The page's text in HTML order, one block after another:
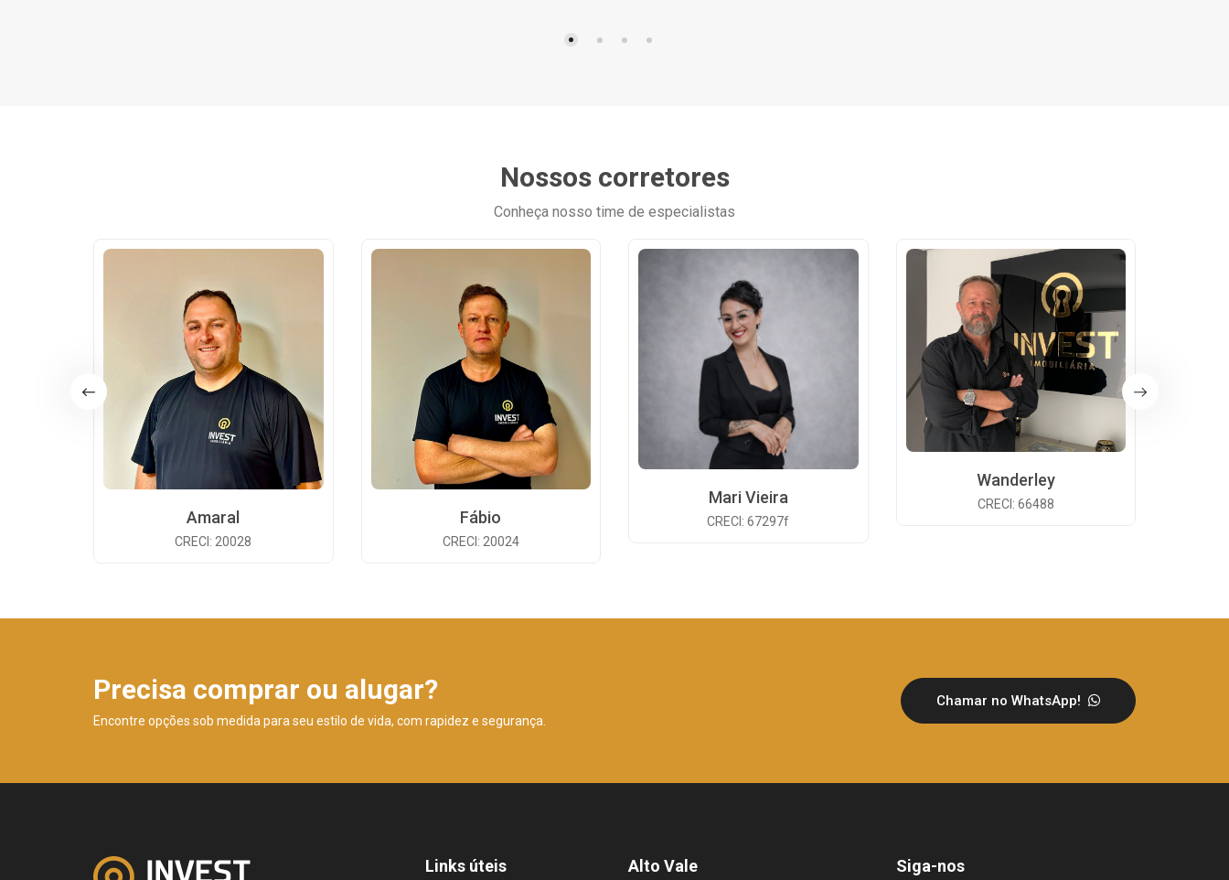
Nossos corretores
Conheça nosso time de especialistas
Amaral
CRECI: 20028
Fábio
CRECI: 20024
Mari Vieira
CRECI: 67297f
Wanderley
CRECI: 66488
Precisa comprar ou alugar?
Encontre opções sob medida para seu estilo de vida, com rapidez e segurança.
Chamar no WhatsApp!
Links úteis Alto Vale Siga-nos